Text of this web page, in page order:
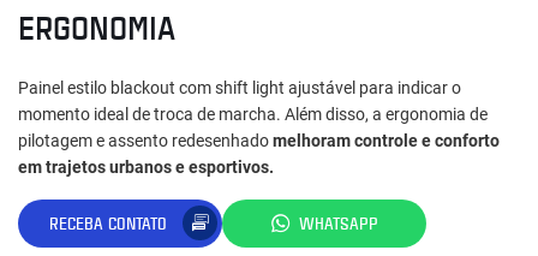
ERGONOMIA
Painel estilo blackout com shift light ajustável para indicar o
momento ideal de troca de marcha. Além disso, a ergonomia de
pilotagem e assento redesenhadomelhoram controle e conforto
em trajetos urbanos e esportivos.
RECEBA CONTATO WHATSAPP